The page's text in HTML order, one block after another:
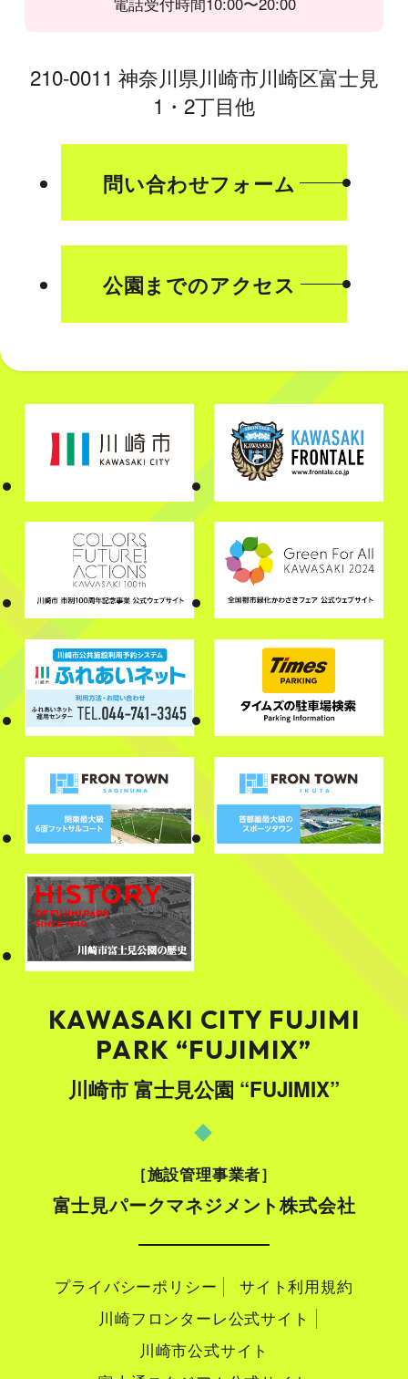
210-0011 神奈川県川崎市川崎区富士見
1・2丁目他
問い合わせフォーム
公園までのアクセス
KAWASAKI CITY FUJIMI
PARK “FUJIMIX”
川崎市 富士見公園 “FUJIMIX”
施設管理事業者
富士見パークマネジメント株式会社
プライバシーポリシー
サイト利用規約
川崎フロンターレ公式サイト
川崎市公式サイト